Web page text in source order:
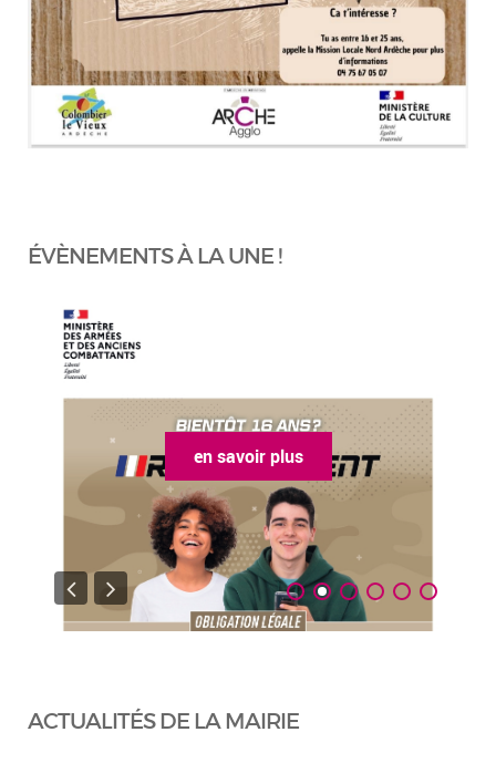
ÉVÈNEMENTS À LA UNE !
en savoir plus
ACTUALITÉS DE LA MAIRIE